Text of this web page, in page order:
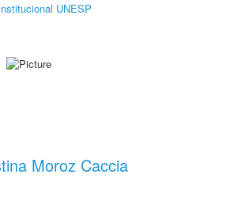
UNESP
Moroz Caccia